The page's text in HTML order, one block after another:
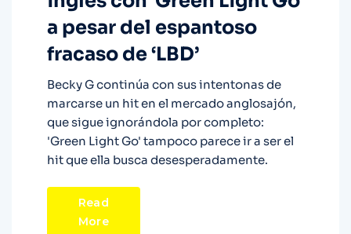
a pesar del espantoso
fracaso de ‘LBD’
Becky G continúa con sus intentonas de
marcarse un hit en el mercado anglosajón,
que sigue ignorándola por completo:
'Green Light Go' tampoco parece ir a ser el
hit que ella busca desesperadamente.
Read
More